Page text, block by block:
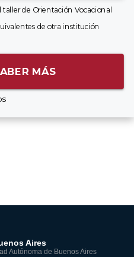
de Orientación Vocacional
de otra institución
MÁS
Aires
Autónoma de Buenos Aires